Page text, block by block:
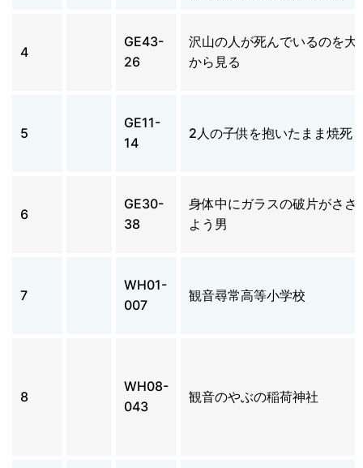
4
GE43-
26
沢山の人が死んでいるのを大
から見る
5
GE11-
14
2人の子供を抱いたまま焼死
6
GE30-
38
身体中にガラスの破片がささ
よう男
7
WH01-
007
観音尋常高等小学校
8
WH08-
043
観音のやぶの稲荷神社